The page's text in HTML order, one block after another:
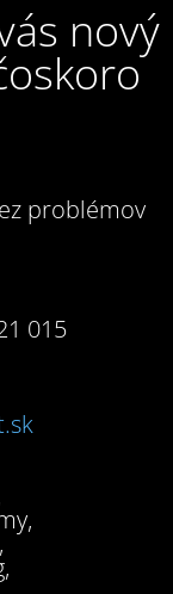
nový
problémov
015